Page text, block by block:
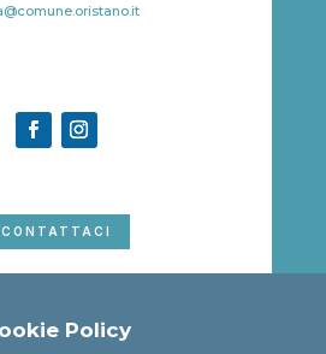
CONTATTACI
Policy